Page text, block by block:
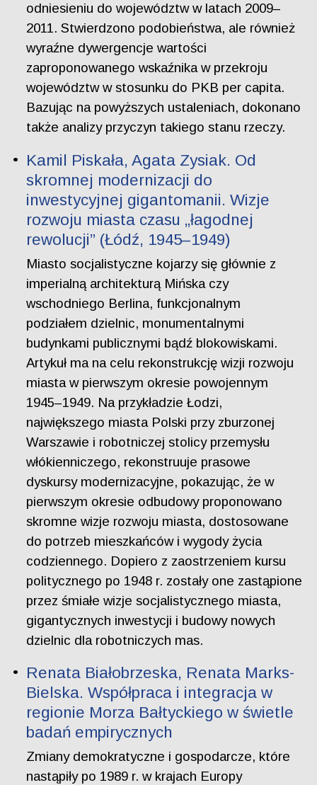
odniesieniu do województw w latach 2009–
2011. Stwierdzono podobieństwa, ale również
wyraźne dywergencje wartości
zaproponowanego wskaźnika w przekroju
województw w stosunku do PKB per capita.
Bazując na powyższych ustaleniach, dokonano
także analizy przyczyn takiego stanu rzeczy.
Kamil Piskała, Agata Zysiak. Od
skromnej modernizacji do
inwestycyjnej gigantomanii. Wizje
rozwoju miasta czasu „łagodnej
rewolucji” (Łódź, 1945–1949)
Miasto socjalistyczne kojarzy się głównie z
imperialną architekturą Mińska czy
wschodniego Berlina, funkcjonalnym
podziałem dzielnic, monumentalnymi
budynkami publicznymi bądź blokowiskami.
Artykuł ma na celu rekonstrukcję wizji rozwoju
miasta w pierwszym okresie powojennym
1945–1949. Na przykładzie Łodzi,
największego miasta Polski przy zburzonej
Warszawie i robotniczej stolicy przemysłu
włókienniczego, rekonstruuje prasowe
dyskursy modernizacyjne, pokazując, że w
pierwszym okresie odbudowy proponowano
skromne wizje rozwoju miasta, dostosowane
do potrzeb mieszkańców i wygody życia
codziennego. Dopiero z zaostrzeniem kursu
politycznego po 1948 r. zostały one zastąpione
przez śmiałe wizje socjalistycznego miasta,
gigantycznych inwestycji i budowy nowych
dzielnic dla robotniczych mas.
Renata Białobrzeska, Renata Marks-
Bielska. Współpraca i integracja w
regionie Morza Bałtyckiego w świetle
badań empirycznych
Zmiany demokratyczne i gospodarcze, które
nastąpiły po 1989 r. w krajach Europy